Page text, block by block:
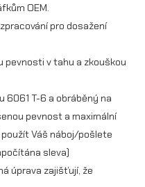
OEM.
pro dosažení
pevnosti v tahu a zkouškou
6061 T-6 a obráběný na
pevnost a maximální
Váš náboj/pošlete
sleva)
úprava zajišťují, že